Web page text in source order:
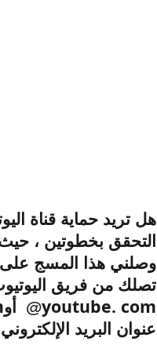
هل تريد حماية قناة
التحقق بخطوتين ، حيث
وصلني هذا المسج على
تصلك من فريق
youtube. com@ أو
عنوان البريد